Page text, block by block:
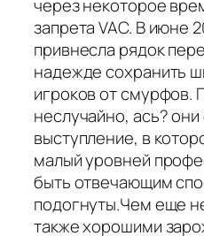
через некоторое
запрета VAC. В июне
привнесла рядок
надежде сохранить
игроков от смурфов.
неслучайно, ась?
выступление, в
малый уровней
быть отвечающим
подогнуты.Чем еще
также хорошими